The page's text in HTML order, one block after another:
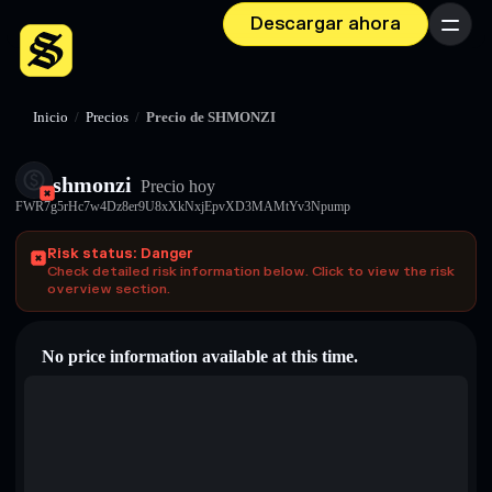
Descargar ahora Menú
Inicio / Precios / Precio de SHMONZI
shmonzi Precio hoy
FWR7g5rHc7w4Dz8er9U8xXkNxjEpvXD3MAMtYv3Npump
Risk status: Danger
Check detailed risk information below. Click to view the risk
overview section.
No price information available at this time.